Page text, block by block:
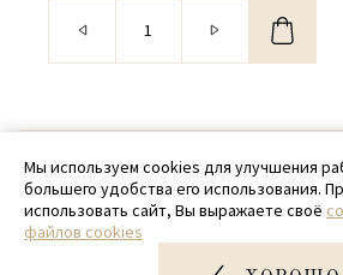
© 2020 - 2026
+ 7 (918) 699-
Мы используем cookies для улучшения
большего удобства его использования.
использовать сайт, Вы выражаете своё
файлов cookies